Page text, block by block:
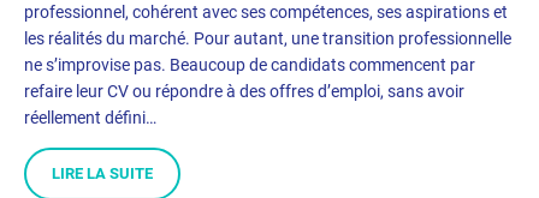
professionnel, cohérent avec ses compétences, ses aspirations et
les réalités du marché. Pour autant, une transition professionnelle
ne s’improvise pas. Beaucoup de candidats commencent par
refaire leur CV ou répondre à des offres d’emploi, sans avoir
réellement défini…
LIRE LA SUITE